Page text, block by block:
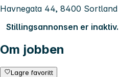
Havnegata 44, 8400 Sortland
Stillingsannonsen er inaktiv.
Om jobben
Lagre favoritt